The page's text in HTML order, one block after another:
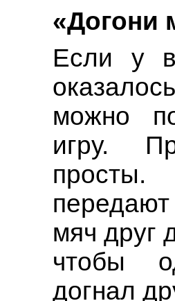
«Догони
Если у
можно
игру.
мяч друг
чтобы
догнал